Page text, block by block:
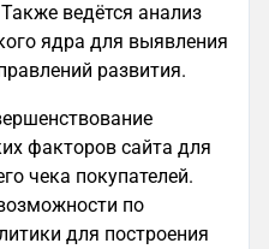
ведётся анализ
ядра для выявления
развития.
факторов сайта для
чека покупателей.
по
для построения